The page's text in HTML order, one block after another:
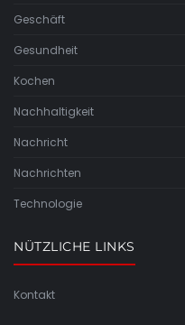
Geschäft
Gesundheit
Kochen
Nachhaltigkeit
Nachricht
Nachrichten
Technologie
NÜTZLICHE LINKS
Kontakt